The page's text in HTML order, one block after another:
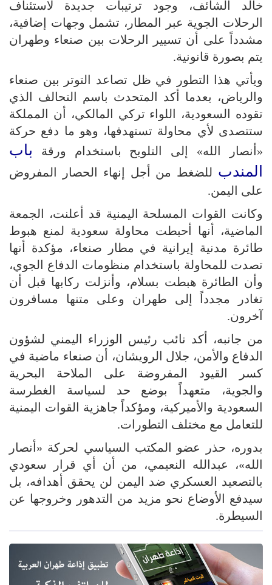
خالد الشائف، وجود ترتيبات جديدة لاستئناف
الرحلات الجوية عبر المطار، تشمل وجهات إضافية،
مشدداً على أن تسيير الرحلات بين صنعاء وطهران
يتم بصورة قانونية.
ويأتي هذا التطور في ظل تصاعد التوتر بين صنعاء
والرياض، بعدما أكد المتحدث باسم التحالف الذي
تقوده السعودية، اللواء تركي المالكي، أن المملكة
ستتصدى لأي محاولة تستهدفها، وهو ما دفع حركة
«أنصار الله» إلى التلويح باستخدام ورقة باب
المندب للضغط من أجل إنهاء الحصار المفروض
على اليمن.
وكانت القوات المسلحة اليمنية قد أعلنت، الجمعة
الماضية، أنها أحبطت محاولة سعودية لمنع هبوط
طائرة مدنية إيرانية في مطار صنعاء، مؤكدة أنها
تصدت للمحاولة باستخدام منظومات الدفاع الجوي،
وأن الطائرة هبطت بسلام، وأنزلت ركابها قبل أن
تغادر مجدداً إلى طهران وعلى متنها مسافرون
آخرون.
من جانبه، أكد نائب رئيس الوزراء اليمني لشؤون
الدفاع والأمن، جلال الرويشان، أن صنعاء ماضية في
كسر القيود المفروضة على الملاحة البحرية
والجوية، متعهداً بوضع حد لسياسة الغطرسة
السعودية والأميركية، ومؤكداً جاهزية القوات اليمنية
للتعامل مع مختلف التطورات.
بدوره، حذر عضو المكتب السياسي لحركة «أنصار
الله»، عبدالله النعيمي، من أن أي قرار سعودي
بالتصعيد العسكري ضد اليمن لن يحقق أهدافه، بل
سيدفع الأوضاع نحو مزيد من التدهور وخروجها عن
السيطرة.